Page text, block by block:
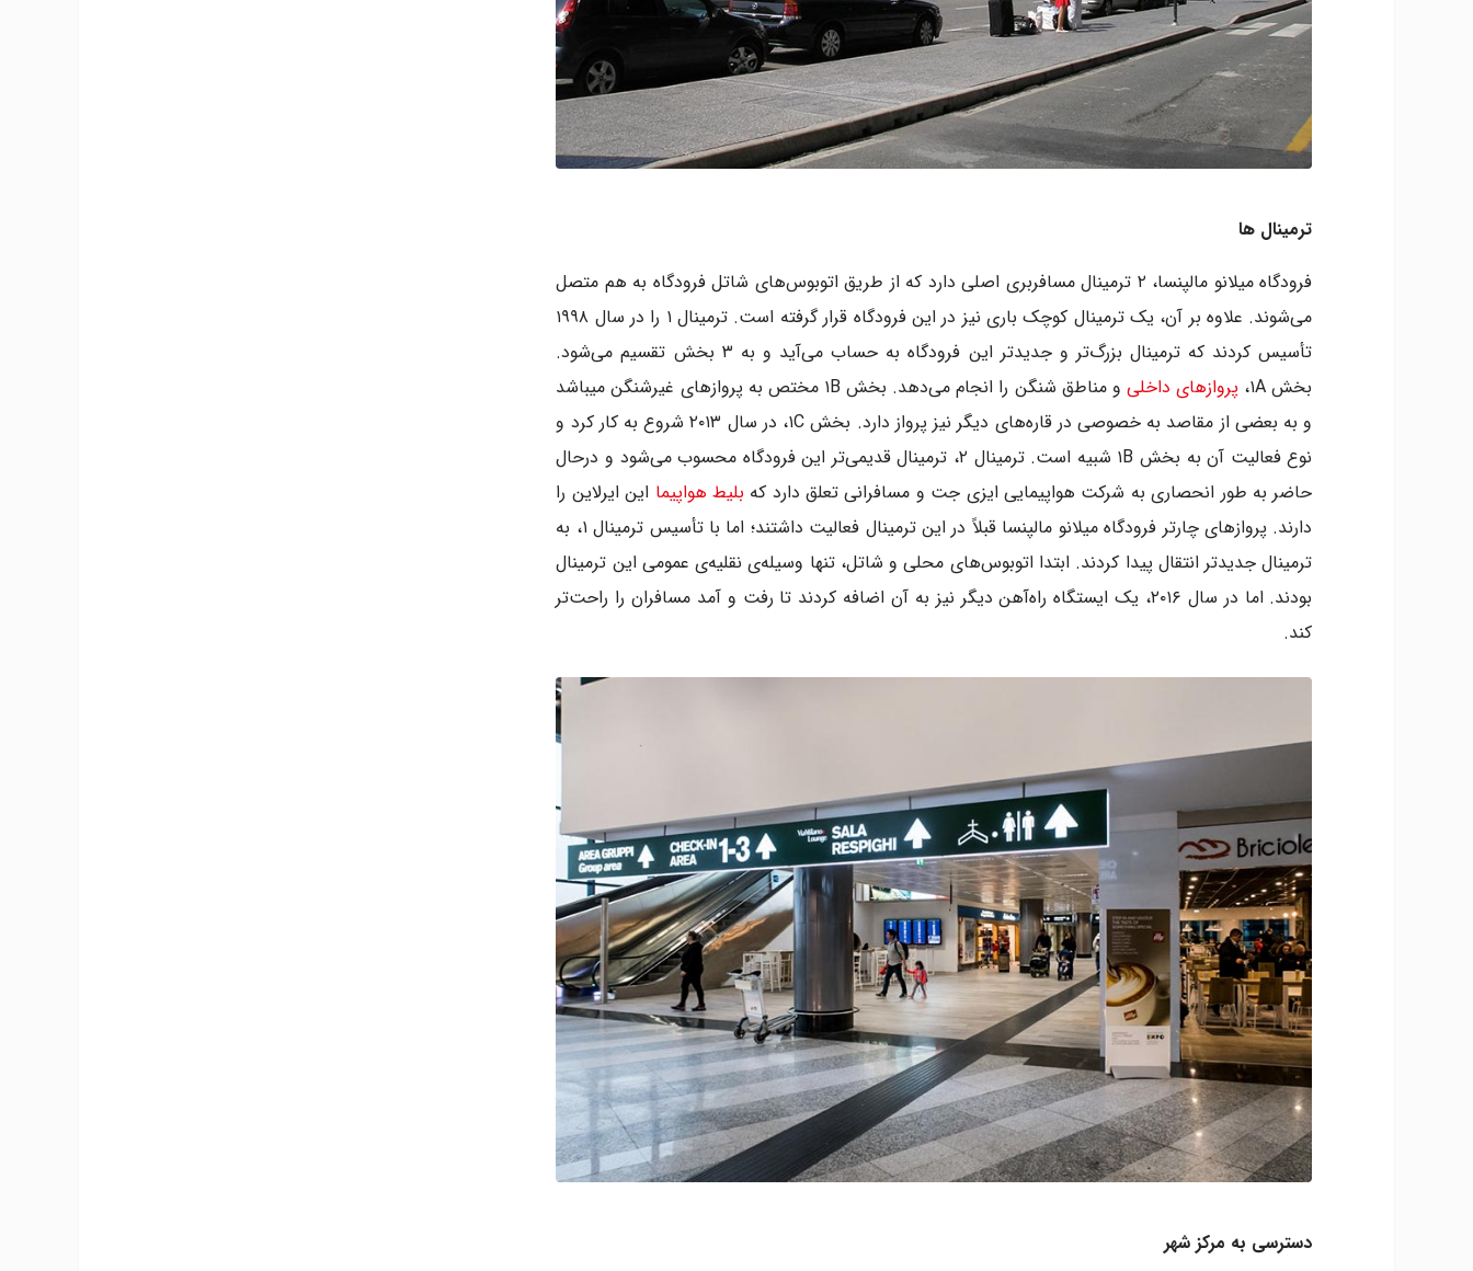
ترمینال ها
فرودگاه میلانو مالپنسا، ۲ ترمینال مسافربری اصلی دارد که از طریق اتوبوس‌های شاتل فرودگاه به هم متصل
می‌شوند. علاوه بر آن، یک ترمینال کوچک باری نیز در این فرودگاه قرار گرفته است. ترمینال ۱ را در سال ۱۹۹۸
تأسیس کردند که ترمینال بزرگ‌تر و جدیدتر این فرودگاه به حساب می‌آید و به ۳ بخش تقسیم می‌شود.
بخش ۱A،
پروازهای داخلی
و مناطق شنگن را انجام می‌دهد. بخش ۱B مختص به پروازهای غیرشنگن می‎باشد
و به بعضی از مقاصد به خصوصی در قاره‌های دیگر نیز پرواز دارد. بخش ۱C، در سال ۲۰۱۳ شروع به کار کرد و
نوع فعالیت آن به بخش ۱B شبیه است. ترمینال ۲، ترمینال قدیمی‌تر این فرودگاه محسوب می‌شود و درحال
حاضر به طور انحصاری به شرکت هواپیمایی ایزی جت و مسافرانی تعلق دارد که بلیط هواپیما این ایرلاین را
دارند. پروازهای چارتر فرودگاه میلانو مالپنسا قبلاً در این ترمینال فعالیت داشتند؛ اما با تأسیس ترمینال ۱، به
ترمینال جدیدتر انتقال پیدا کردند. ابتدا اتوبوس‌های محلی و شاتل، تنها وسیله‌ی نقلیه‌ی عمومی این ترمینال
بودند. اما در سال ۲۰۱۶، یک ایستگاه راه‌آهن دیگر نیز به آن اضافه کردند تا رفت و آمد مسافران را راحت‌تر
کند.
دسترسی به مرکز شهر